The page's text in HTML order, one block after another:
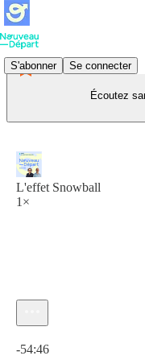
S'abonner Se connecter
Écoutez
L'effet Snowball
1×
-54:46